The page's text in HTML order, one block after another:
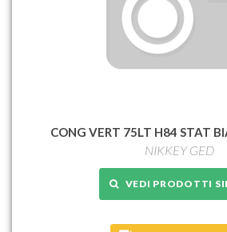
CONG VERT 75LT H84 STAT
NIKKEY GED
VEDI PRODOTTI